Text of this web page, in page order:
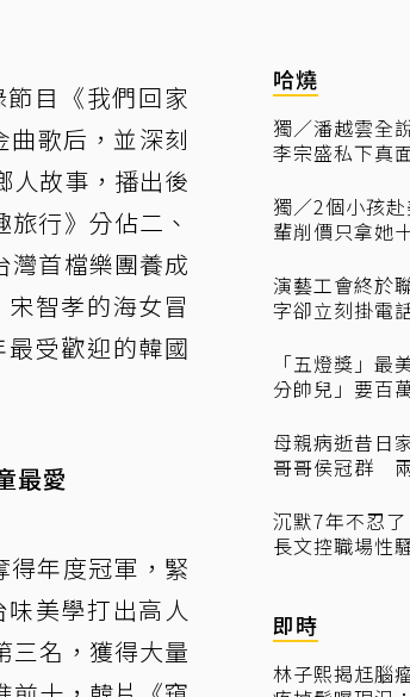
目《我們回家
歌后，並深刻
人故事，播出後
行》分佔二、
灣首檔樂團養成
智孝的海女冒
受歡迎的韓國
最愛
得年度冠軍，緊
美學打出高人
三名，獲得大量
哈燒
獨／潘越雲全
李宗盛私下真
獨／2個小孩
輩削價只拿她
演藝工會終於
字卻立刻掛電
「五燈獎」最
分帥兒」要百
母親病逝昔日
哥哥侯冠群
沉默7年不忍
長文控職場性
即時
林子熙揭尪腦